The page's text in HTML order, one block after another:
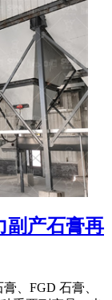
副产石膏再
、FGD 石膏、